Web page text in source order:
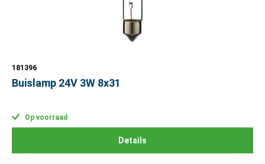
181396
Buislamp 24V 3W 8x31
Op voorraad
Details